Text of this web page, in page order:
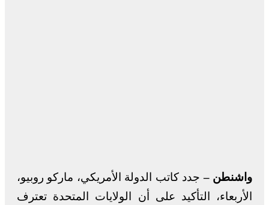
واشنطن – جدد كاتب الدولة الأمريكي، ماركو روبيو،
الأربعاء، التأكيد على أن الولايات المتحدة تعترف